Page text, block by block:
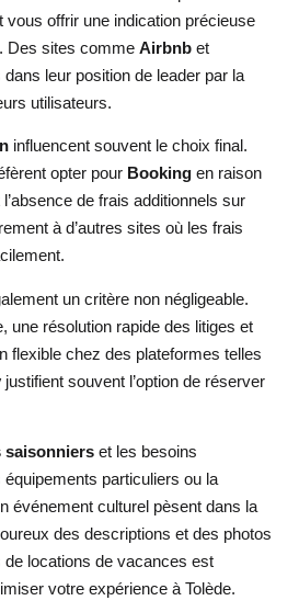
vous offrir une indication précieuse
Des sites comme Airbnb et
leur position de leader par la
utilisateurs.
influencent souvent le choix final.
opter pour Booking en raison
de frais additionnels sur
à d’autres sites où les frais
un critère non négligeable.
une résolution rapide des litiges et
flexible chez des plateformes telles
justifient souvent l’option de réserver
saisonniers et les besoins
particuliers ou la
événement culturel pèsent dans la
des descriptions et des photos
locations de vacances est
votre expérience à Tolède.